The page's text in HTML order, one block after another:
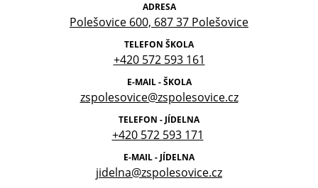
ADRESA
Polešovice 600, 687 37 Polešovice
TELEFON ŠKOLA
+420 572 593 161
E-MAIL - ŠKOLA
zspolesovice@zspolesovice.cz
TELEFON - JÍDELNA
+420 572 593 171
E-MAIL - JÍDELNA
jidelna@zspolesovice.cz